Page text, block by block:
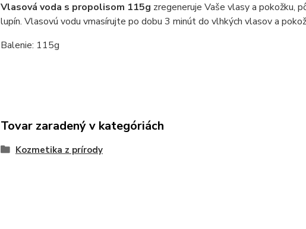
Vlasová voda s propolisom 115g zregeneruje Vaše vlasy a pokožku,
lupín. Vlasovú vodu vmasírujte po dobu 3 minút do vlhkých vlasov a
Balenie: 115g
Tovar zaradený v kategóriách
Kozmetika z prírody